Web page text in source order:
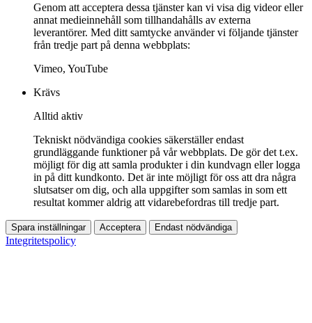
Genom att acceptera dessa tjänster kan vi visa dig videor eller
annat medieinnehåll som tillhandahålls av externa
leverantörer. Med ditt samtycke använder vi följande tjänster
från tredje part på denna webbplats:
Vimeo, YouTube
Krävs
Alltid aktiv
Tekniskt nödvändiga cookies säkerställer endast
grundläggande funktioner på vår webbplats. De gör det t.ex.
möjligt för dig att samla produkter i din kundvagn eller logga
in på ditt kundkonto. Det är inte möjligt för oss att dra några
slutsatser om dig, och alla uppgifter som samlas in som ett
resultat kommer aldrig att vidarebefordras till tredje part.
Spara inställningar Acceptera Endast nödvändiga
Integritetspolicy